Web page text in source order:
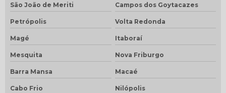
São João de Meriti Campos dos Goytacazes
Petrópolis Volta Redonda
Magé Itaboraí
Mesquita Nova Friburgo
Barra Mansa Macaé
Cabo Frio Nilópolis